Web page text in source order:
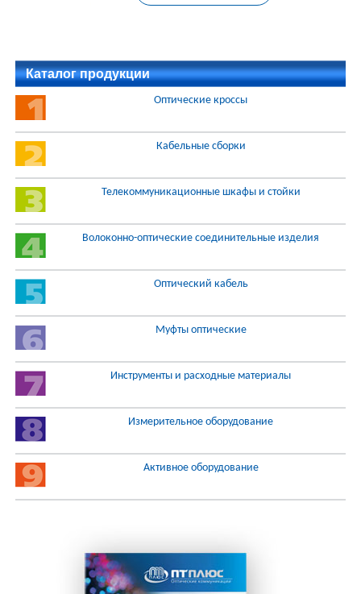
Каталог продукции
Оптические кроссы
Кабельные сборки
Телекоммуникационные шкафы и стойки
Волоконно-оптические соединительные изделия
Оптический кабель
Муфты оптические
Инструменты и расходные материалы
Измерительное оборудование
Активное оборудование